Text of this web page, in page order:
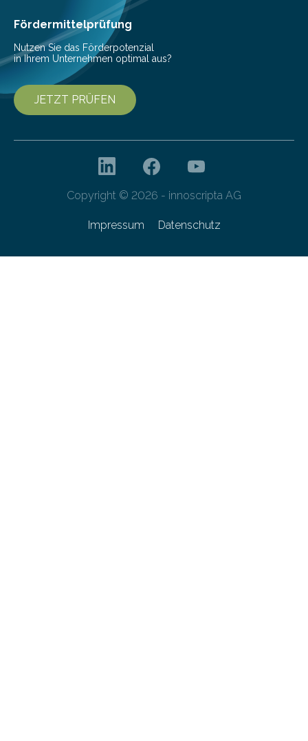
Fördermittelprüfung
Nutzen Sie das Förderpotenzial
in Ihrem Unternehmen optimal aus?
JETZT PRÜFEN
Copyright © 2026 - innoscripta AG
Impressum Datenschutz